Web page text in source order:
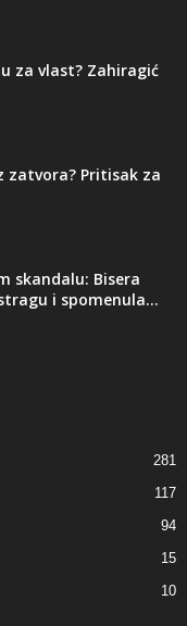
za vlast? Zahiragić
zatvora? Pritisak za
skandalu: Bisera
i spomenula...
281
117
94
15
10